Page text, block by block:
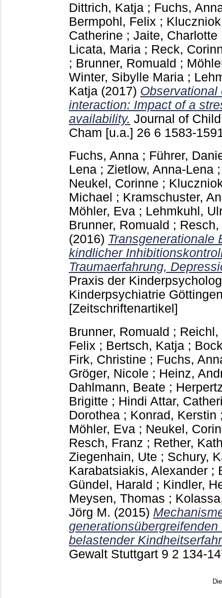
Dittrich, Katja ; Fuchs,
Bermpohl, Felix ;
Catherine ; Jaite, Charlotte
Licata, Maria ; Reck,
; Brunner, Romuald ;
Winter, Sibylle Maria ;
Katja (2017) Observational
interaction: Impact of a
availability. Journal of
Cham [u.a.] 26 6 1583-
Fuchs, Anna ; Führer,
Lena ; Zietlow, Anna-Lena
Neukel, Corinne ;
Michael ; Kramschuster,
Möhler, Eva ; Lehmkuhl,
Brunner, Romuald ;
(2016) Transgenerationale
kindlicher
Traumaerfahrung,
Praxis der
Kinderpsychiatrie
[Zeitschriftenartikel]
Brunner, Romuald ; Reichl,
Felix ; Bertsch, Katja ;
Firk, Christine ; Fuchs,
Gröger, Nicole ; Heinz,
Dahlmann, Beate ;
Brigitte ; Hindi Attar,
Dorothea ; Konrad, Kerstin
Möhler, Eva ; Neukel,
Resch, Franz ; Rether,
Ziegenhain, Ute ; Schury,
Karabatsiakis, Alexander ;
Gündel, Harald ; Kindler,
Meysen, Thomas ;
Jörg M. (2015)
generationsübergreifenden
belastender
Gewalt Stuttgart 9 2 134-